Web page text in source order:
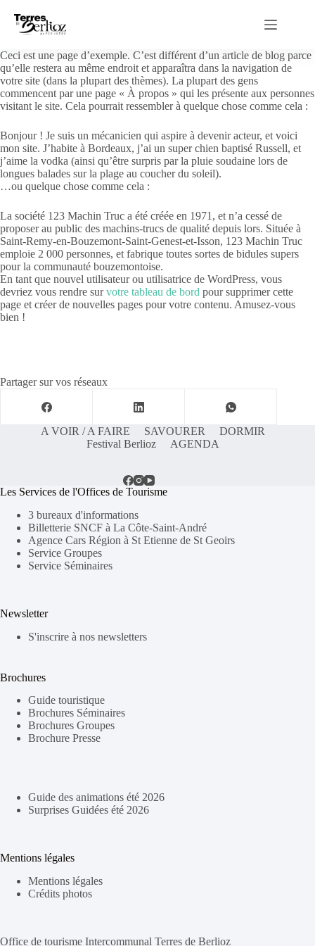
contenu
Ceci est une page d’exemple. C’est différent d’un article de blog parce
qu’elle restera au même endroit et apparaîtra dans la navigation de
votre site (dans la plupart des thèmes). La plupart des gens
commencent par une page « À propos » qui les présente aux personnes
visitant le site. Cela pourrait ressembler à quelque chose comme cela :
Bonjour ! Je suis un mécanicien qui aspire à devenir acteur, et voici
mon site. J’habite à Bordeaux, j’ai un super chien baptisé Russell, et
j’aime la vodka (ainsi qu’être surpris par la pluie soudaine lors de
longues balades sur la plage au coucher du soleil).
…ou quelque chose comme cela :
La société 123 Machin Truc a été créée en 1971, et n’a cessé de
proposer au public des machins-trucs de qualité depuis lors. Située à
Saint-Remy-en-Bouzemont-Saint-Genest-et-Isson, 123 Machin Truc
emploie 2 000 personnes, et fabrique toutes sortes de bidules supers
pour la communauté bouzemontoise.
En tant que nouvel utilisateur ou utilisatrice de WordPress, vous
devriez vous rendre survotre tableau de bord pour supprimer cette
page et créer de nouvelles pages pour votre contenu. Amusez-vous
bien !
Partager sur vos réseaux
A VOIR / A FAIRE SAVOURER
DORMIR
Festival Berlioz
AGENDA
Les Services de l'Offices de Tourisme
3 bureaux d'informations
Billetterie SNCF à La Côte-Saint-André
Agence Cars Région à St Etienne de St Geoirs
Service Groupes
Service Séminaires
Newsletter
S'inscrire à nos newsletters
Brochures
Guide touristique
Brochures Séminaires
Brochures Groupes
Brochure Presse
Guide des animations été 2026
Surprises Guidées été 2026
Mentions légales
Mentions légales
Crédits photos
Office de tourisme Intercommunal Terres de Berlioz